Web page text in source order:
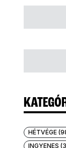
HÉTVÉGE
INGYENES